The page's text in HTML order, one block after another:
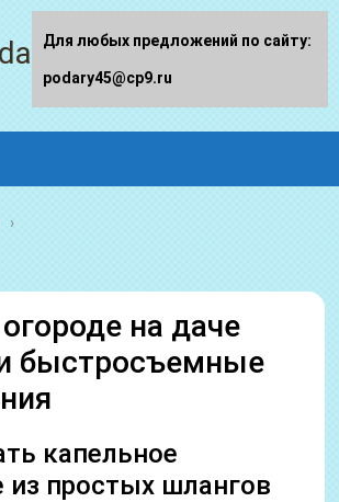
на даче
быстросъемные
капельное
из простых шлангов
Для любых предложений по сайту:
podary45@cp9.ru